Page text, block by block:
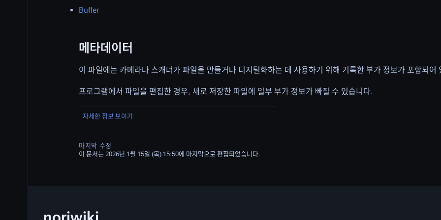
Buffer
메타데이터
이 파일에는 카메라나 스캐너가 파일을 만들거나 디지털화하는 데 사용하기 위해 기록한 부가 정보가 포함되어
프로그램에서 파일을 편집한 경우, 새로 저장한 파일에 일부 부가 정보가 빠질 수 있습니다.
자세한 정보 보이기
마지막 수정
이 문서는 2026년 1월 15일 (목) 15:50에 마지막으로 편집되었습니다.